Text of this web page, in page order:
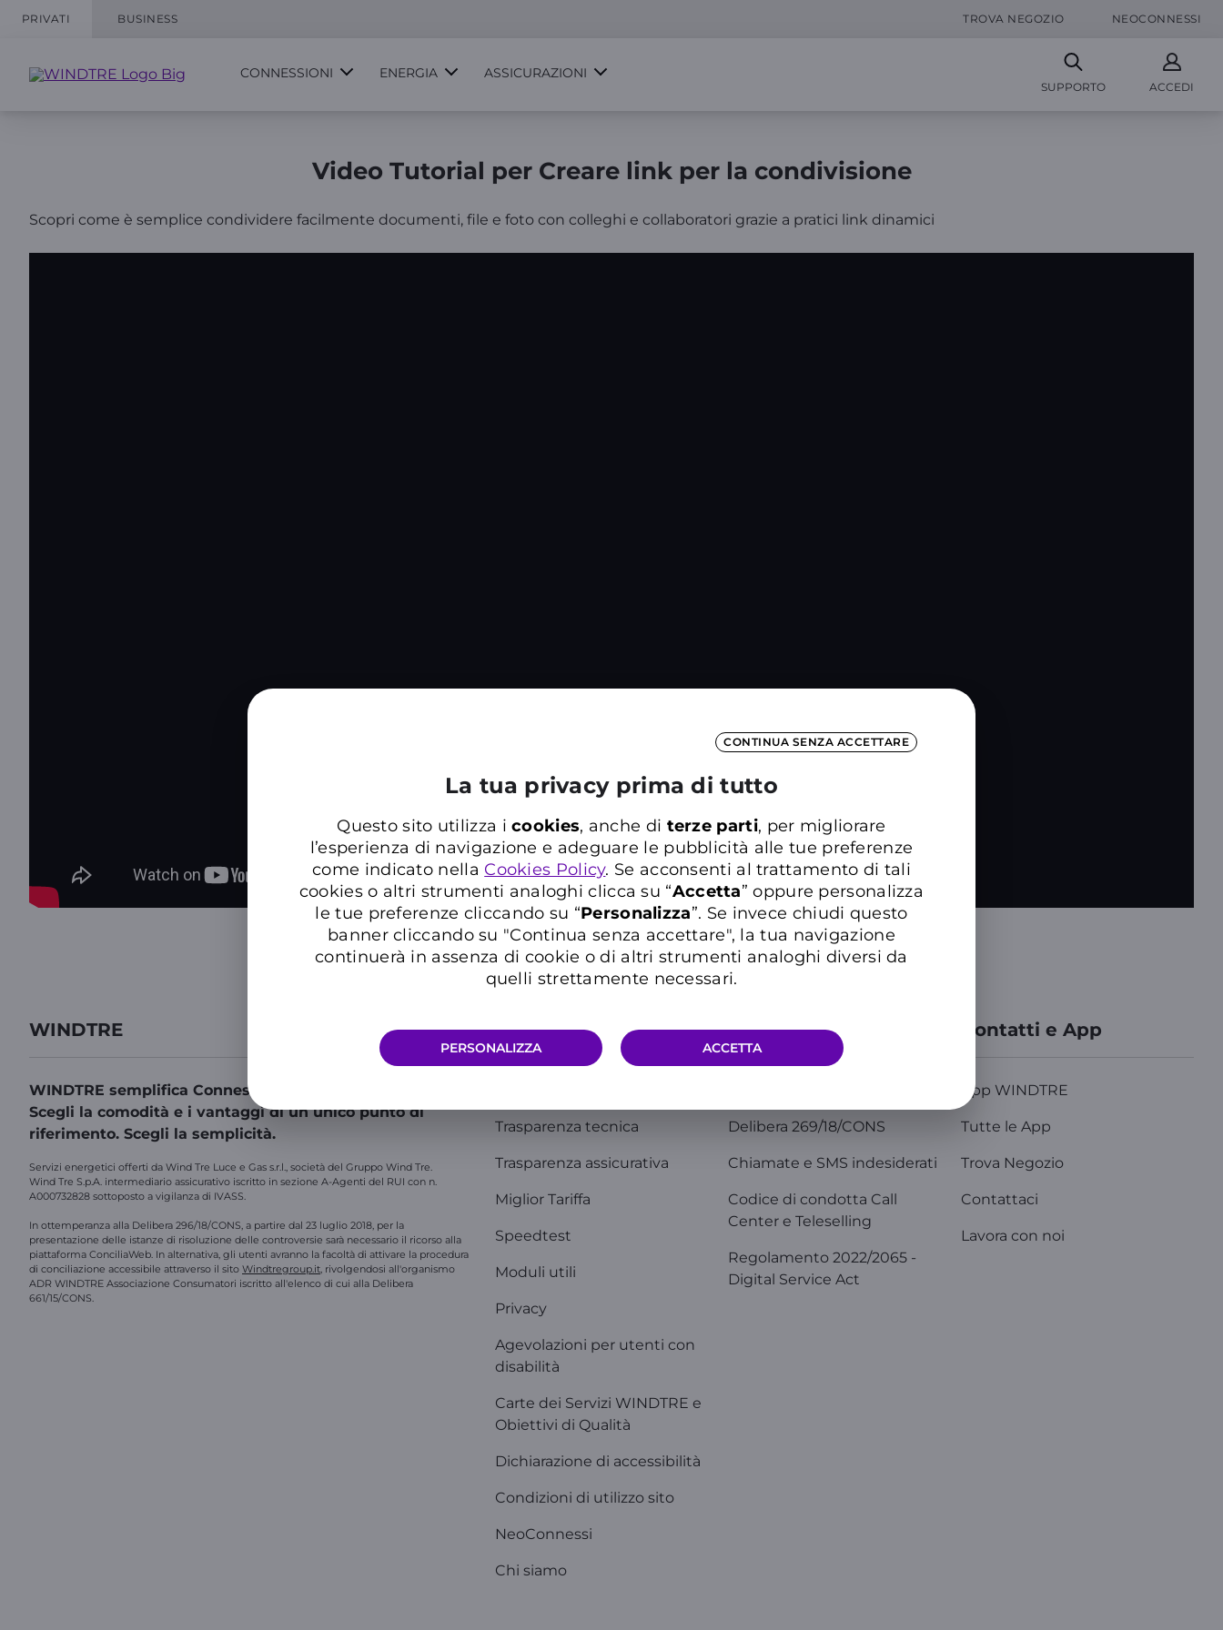
CONTINUA SENZA ACCETTARE
La tua privacy prima di tutto
Questo sito utilizza icookies, anche di terze parti, per migliorare
l’esperienza di navigazione e adeguare le pubblicità alle tue preferenze
come indicato nella Cookies Policy. Se acconsenti al trattamento di tali
cookies o altri strumenti analoghi clicca su “Accetta” oppure personalizza
le tue preferenze cliccando su “Personalizza”. Se invece chiudi questo
banner cliccando su "Continua senza accettare", la tua navigazione
continuerà in assenza di cookie o di altri strumenti analoghi diversi da
quelli strettamente necessari.
PERSONALIZZA ACCETTA
PRIVATI BUSINESS TROVA NEGOZIO NEOCONNESSI
CONNESSIONI ENERGIA ASSICURAZIONI
SUPPORTO ACCEDI
Video Tutorial per Creare link per la condivisione
Scopri come è semplice condividere facilmente documenti, file e foto con colleghi e collaboratori grazie a pratici link dinamici
WINDTRE
WINDTRE semplifica Connessioni, Energia, Assicurazioni.
Scegli la comodità e i vantaggi di un unico punto di
riferimento. Scegli la semplicità.
Servizi energetici offerti da Wind Tre Luce e Gas s.r.l., società del Gruppo Wind Tre.
Wind Tre S.p.A. intermediario assicurativo iscritto in sezione A-Agenti del RUI con n.
A000732828 sottoposto a vigilanza di IVASS.
In ottemperanza alla Delibera 296/18/CONS, a partire dal 23 luglio 2018, per la
presentazione delle istanze di risoluzione delle controversie sarà necessario il ricorso alla
piattaforma ConciliaWeb. In alternativa, gli utenti avranno la facoltà di attivare la procedura
di conciliazione accessibile attraverso il sito Windtregroup.it, rivolgendosi all'organismo
ADR WINDTRE Associazione Consumatori iscritto all'elenco di cui alla Delibera
661/15/CONS.
Info Utili
Trasparenza tecnica
Trasparenza assicurativa
Miglior Tariffa
Speedtest
Moduli utili
Privacy
Agevolazioni per utenti con
disabilità
Carte dei Servizi WINDTRE e
Obiettivi di Qualità
Dichiarazione di accessibilità
Condizioni di utilizzo sito
NeoConnessi
Chi siamo
Comunicazioni
Delibera 269/18/CONS
Chiamate e SMS indesiderati
Codice di condotta Call
Center e Teleselling
Regolamento 2022/2065 -
Digital Service Act
Contatti e App
App WINDTRE
Tutte le App
Trova Negozio
Contattaci
Lavora con noi